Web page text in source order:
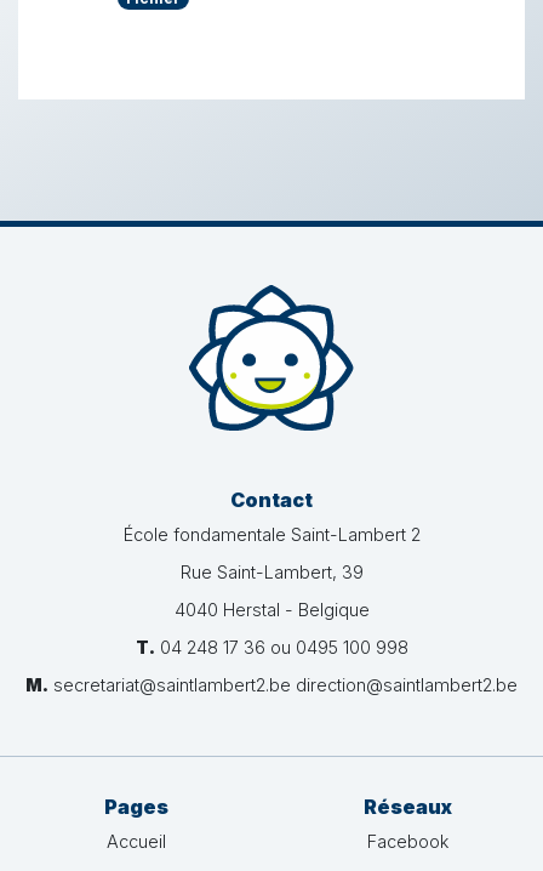
Contact
École fondamentale Saint-Lambert 2
Rue Saint-Lambert, 39
4040 Herstal - Belgique
T. 04 248 17 36 ou 0495 100 998
M. secretariat@saintlambert2.be direction@saintlambert2.be
Pages
Accueil
Réseaux
Facebook